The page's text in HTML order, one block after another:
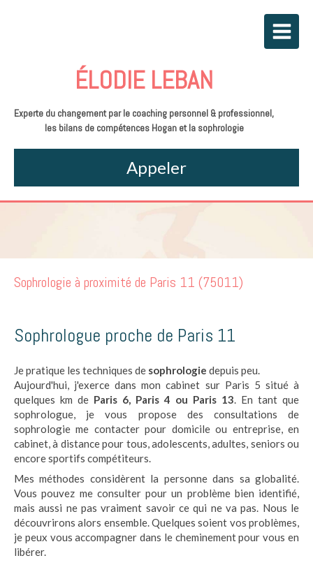
ÉLODIE LEBAN
Experte du changement par le coaching personnel & professionnel,
les bilans de compétences Hogan et la sophrologie
Appeler
Sophrologie à proximité de Paris 11 (75011)
Sophrologue proche de Paris 11
Je pratique les techniques de sophrologie depuis peu.
Aujourd'hui, j'exerce dans mon cabinet sur Paris 5 situé à
quelques km de Paris 6, Paris 4 ou Paris 13. En tant que
sophrologue, je vous propose des consultations de
sophrologie me contacter pour domicile ou entreprise, en
cabinet, à distance pour tous, adolescents, adultes, seniors ou
encore sportifs compétiteurs.
Mes méthodes considèrent la personne dans sa globalité.
Vous pouvez me consulter pour un problème bien identifié,
mais aussi ne pas vraiment savoir ce qui ne va pas. Nous le
découvrirons alors ensemble. Quelques soient vos problèmes,
je peux vous accompagner dans le cheminement pour vous en
libérer.